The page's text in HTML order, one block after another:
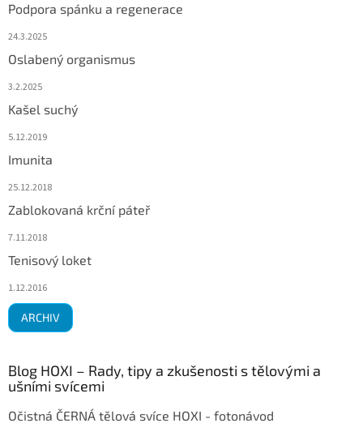
Podpora spánku a regenerace
24.3.2025
Oslabený organismus
3.2.2025
Kašel suchý
5.12.2019
Imunita
25.12.2018
Zablokovaná krční páteř
7.11.2018
Tenisový loket
1.12.2016
ARCHIV
Blog HOXI – Rady, tipy a zkušenosti s tělovými a
ušními svícemi
Očistná ČERNÁ tělová svíce HOXI - fotonávod